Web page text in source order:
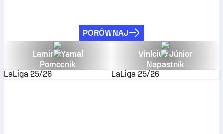
PORÓWNAJ
Lamine Yamal
Pomocnik
LaLiga 25/26
Vinícius Júnior
Napastnik
LaLiga 25/26